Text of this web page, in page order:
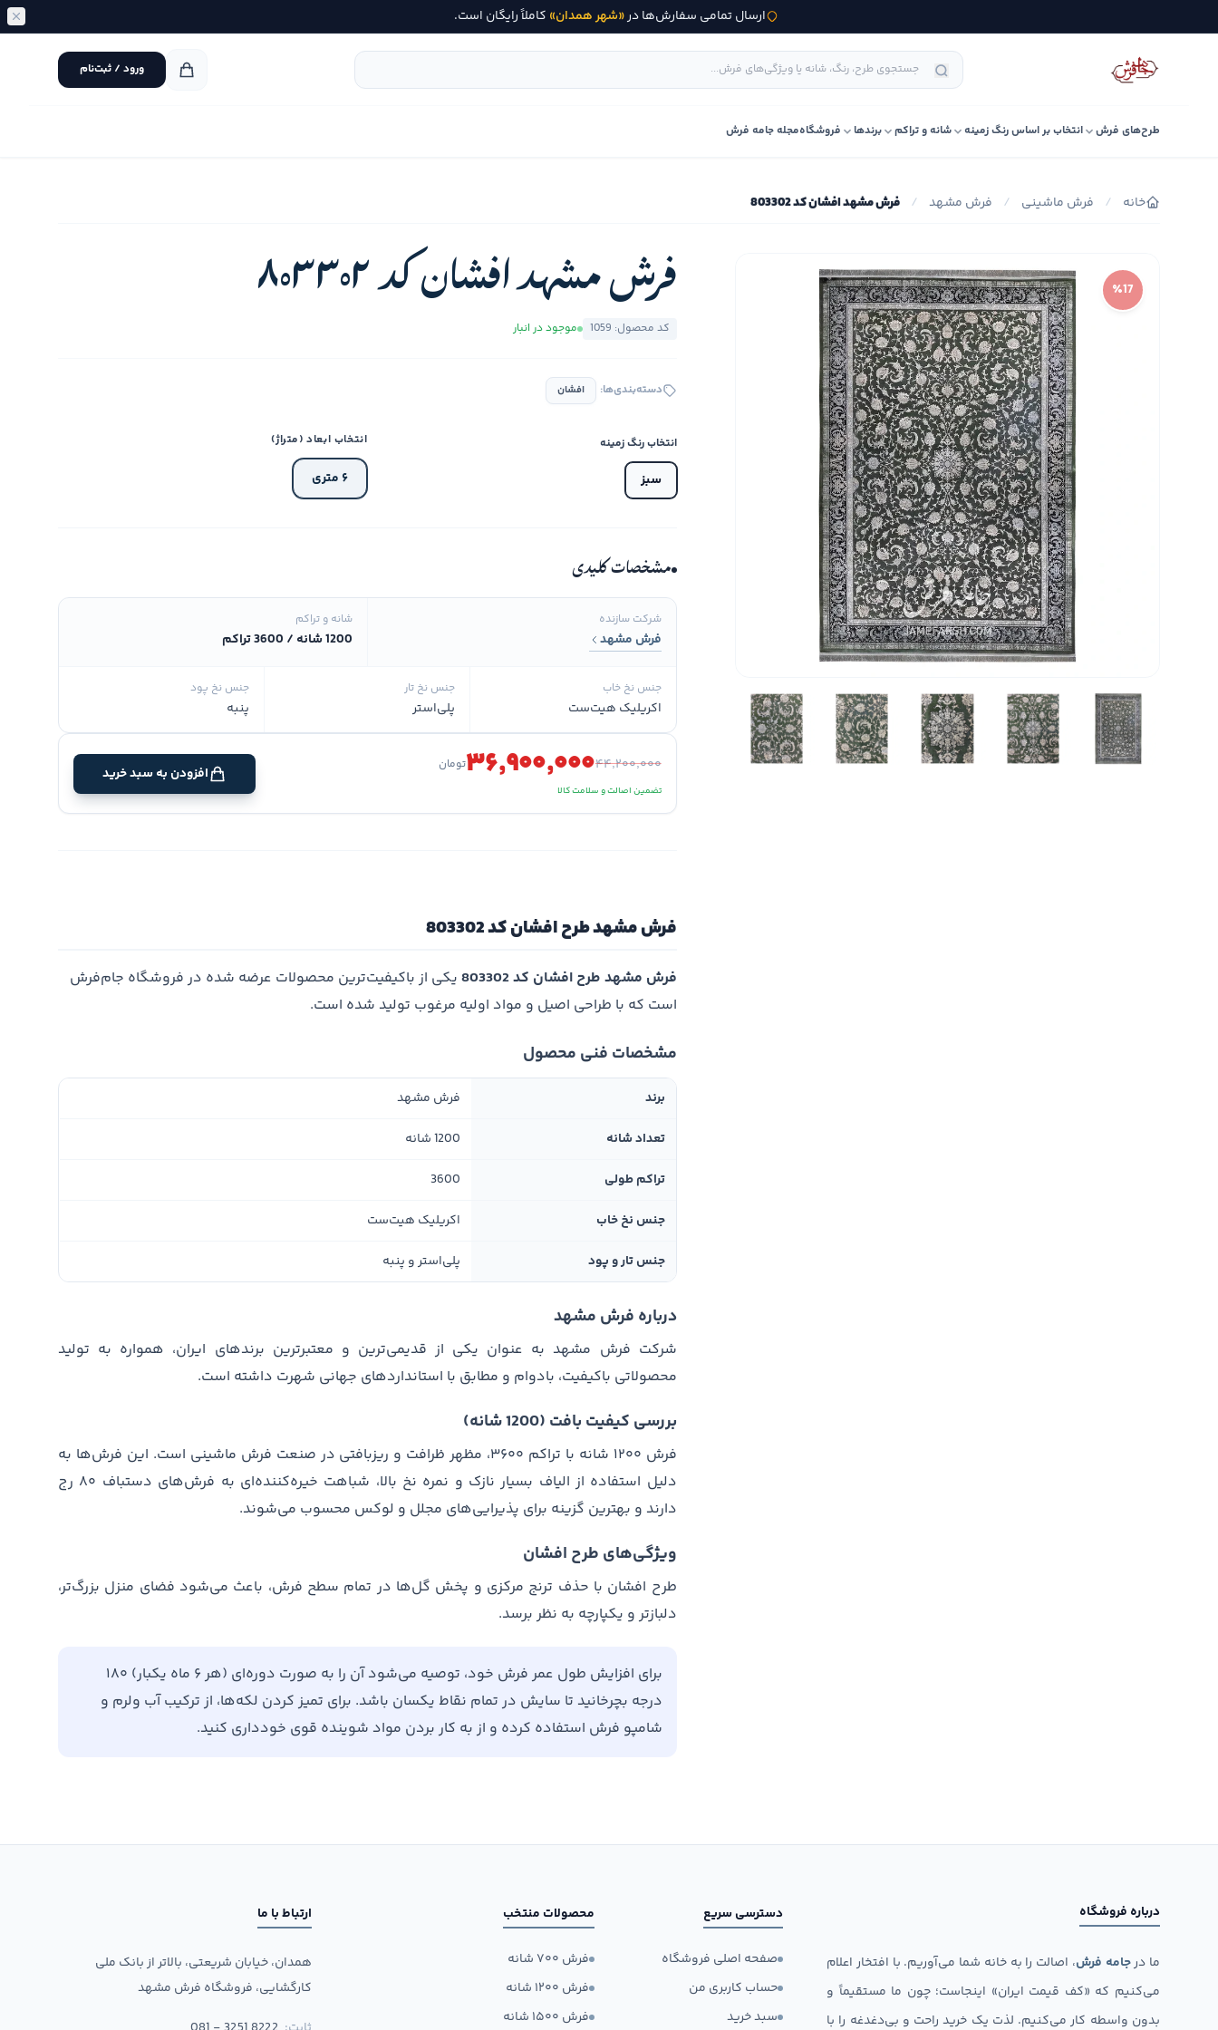
ارسال تمامی سفارش‌ها در«شهر همدان» کاملاً رایگان است.
ورود / ثبت‌نام
طرح‌های فرش انتخاب بر اساس رنگ زمینه شانه و تراکم برندها فروشگاهمجله جامه فرش
خانه / فرش ماشینی / فرش مشهد / فرش مشهد افشان کد 803302
٪17 فرش مشهد افشان کد 803302
کد محصول: 1059 موجود در انبار
دسته‌بندی‌ها: افشان
انتخاب رنگ زمینه
سبز
انتخاب ابعاد (متراژ)
۶ متری
مشخصات کلیدی
شرکت سازنده
فرش مشهد
شانه و تراکم
1200 شانه / 3600 تراکم
جنس نخ خاب
اکریلیک هیت‌ست
جنس نخ تار
پلی‌استر
جنس نخ پود
پنبه
۴۴٬۲۰۰٬۰۰۰۳۶٬۹۰۰٬۰۰۰تومان
تضمین اصالت و سلامت کالا
افزودن به سبد خرید
فرش مشهد طرح افشان کد 803302
فرش مشهد طرح افشان کد 803302
یکی از باکیفیت‌ترین محصولات عرضه شده در فروشگاه جام‌فرش
است که با طراحی اصیل و مواد اولیه مرغوب تولید شده است.
مشخصات فنی محصول
برند فرش مشهد
تعداد شانه 1200 شانه
تراکم طولی 3600
جنس نخ خاب اکریلیک هیت‌ست
جنس تار و پود پلی‌استر و پنبه
درباره فرش مشهد
شرکت فرش مشهد به عنوان یکی از قدیمی‌ترین و معتبرترین برندهای ایران، همواره به تولید
محصولاتی باکیفیت، بادوام و مطابق با استانداردهای جهانی شهرت داشته است.
بررسی کیفیت بافت (1200 شانه)
فرش ۱۲۰۰ شانه با تراکم ۳۶۰۰، مظهر ظرافت و ریزبافتی در صنعت فرش ماشینی است. این فرش‌ها به
دلیل استفاده از الیاف بسیار نازک و نمره نخ بالا، شباهت خیره‌کننده‌ای به فرش‌های دستباف ۸۰ رج
دارند و بهترین گزینه برای پذیرایی‌های مجلل و لوکس محسوب می‌شوند.
ویژگی‌های طرح افشان
طرح افشان با حذف ترنج مرکزی و پخش گل‌ها در تمام سطح فرش، باعث می‌شود فضای منزل بزرگ‌تر،
دلبازتر و یکپارچه به نظر برسد.
برای افزایش طول عمر فرش خود، توصیه می‌شود آن را به صورت دوره‌ای (هر ۶ ماه یکبار) ۱۸۰
درجه بچرخانید تا سایش در تمام نقاط یکسان باشد. برای تمیز کردن لکه‌ها، از ترکیب آب ولرم و
شامپو فرش استفاده کرده و از به کار بردن مواد شوینده قوی خودداری کنید.
درباره فروشگاه
ما درجامه فرش، اصالت را به خانه شما می‌آوریم. با افتخار اعلام
می‌کنیم که «کف قیمت ایران» اینجاست؛ چون ما مستقیماً و
بدون واسطه کار می‌کنیم. لذت یک خرید راحت و بی‌دغدغه را با
دسترسی سریع
صفحه اصلی فروشگاه
حساب کاربری من
سبد خرید
محصولات منتخب
فرش ۷۰۰ شانه
فرش ۱۲۰۰ شانه
فرش ۱۵۰۰ شانه
ارتباط با ما
همدان، خیابان شریعتی، بالاتر از بانک ملی
کارگشایی، فروشگاه فرش مشهد